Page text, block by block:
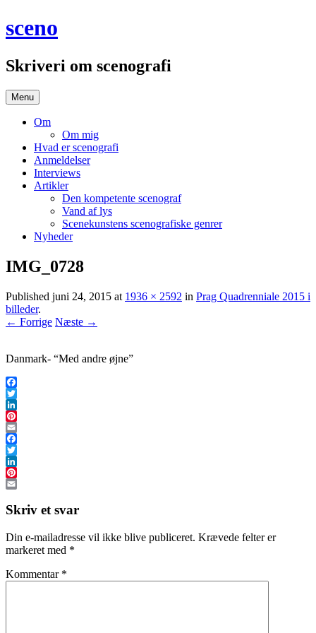
til
sceno
Skriveri om scenografi
Menu
Om
Om mig
Hvad er scenografi
Anmeldelser
Interviews
Artikler
Den kompetente scenograf
Vand af lys
Scenekunstens scenografiske genrer
Nyheder
IMG_0728
Published juni 24, 2015 at 1936 × 2592 in Prag Quadrenniale 2015 i
billeder.
← Forrige Næste →
Danmark- “Med andre øjne”
Facebook
Twitter
LinkedIn
Pinterest
Email
Facebook
Twitter
LinkedIn
Pinterest
Skriv et svar
Din e-mailadresse vil ikke blive publiceret. Krævede felter er
markeret med *
Kommentar *